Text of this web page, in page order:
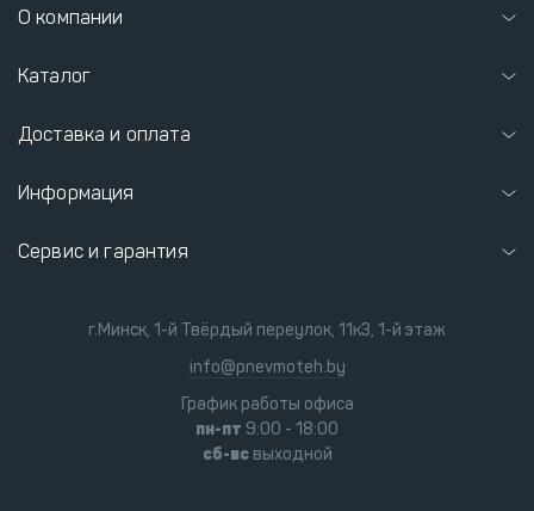
О компании
Каталог
Доставка и оплата
Информация
Сервис и гарантия
г.Минск, 1-й Твёрдый переулок, 11к3, 1-й этаж
info@pnevmoteh.by
График работы офиса
пн-пт 9:00 - 18:00
сб-всвыходной